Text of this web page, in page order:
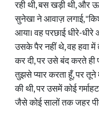
रही थी, बस खड़ी थी, और
सुनेखा ने आवाज़ लगाई,
आया। वह परछाई धीरे-
उसके पैर नहीं थे, वह हवा
कर दी, पर उसे बंद करते
तुझसे प्यार करता हूँ, पर
की थी, पर उसमें कोई
जैसे कोई सालों तक जहर